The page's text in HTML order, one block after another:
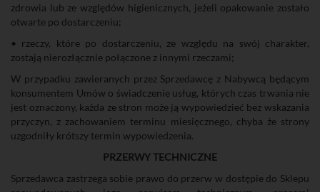
zdrowia lub ze względów higienicznych, jeżeli opakowanie zostało
otwarte po dostarczeniu;
• rzeczy, które po dostarczeniu, ze względu na swój charakter,
zostają nierozłącznie połączone z innymi rzeczami;
W przypadku zawieranych przez Sprzedawcę z Nabywcą będącym
konsumentem Umów o świadczenie usług, których czas trwania nie
jest oznaczony, każda ze stron może ją wypowiedzieć bez wskazania
przyczyn, z zachowaniem terminu miesięcznego, chyba że strony
uzgodniły krótszy termin wypowiedzenia.
PRZERWY TECHNICZNE
Sprzedawca zastrzega sobie prawo do przerw w dostępie do Sklepu